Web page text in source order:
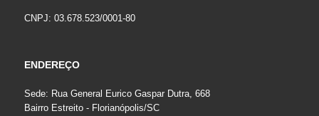
CNPJ: 03.678.523/0001-80
ENDEREÇO
Sede: Rua General Eurico Gaspar Dutra, 668
Bairro Estreito - Florianópolis/SC